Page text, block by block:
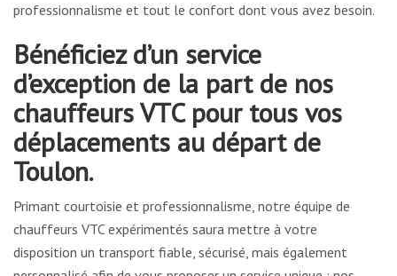
professionnalisme et tout le confort dont vous avez besoin.
Bénéficiez d’un service
d’exception de la part de nos
chauffeurs VTC pour tous vos
déplacements au départ de
Toulon.
Primant courtoisie et professionnalisme, notre équipe de
chauffeurs VTC expérimentés saura mettre à votre
disposition un transport fiable, sécurisé, mais également